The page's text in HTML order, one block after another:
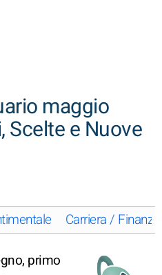
maggio
Scelte e Nuove
Carriera / Finanze
primo